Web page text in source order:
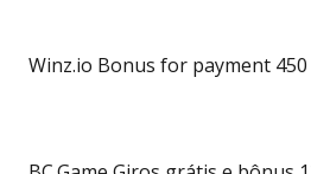
Winz.io Bonus for payment 450